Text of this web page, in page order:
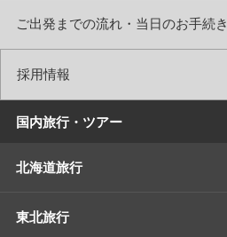
ご出発までの流れ・当日のお手続き
採用情報
国内旅行・ツアー
北海道旅行
東北旅行